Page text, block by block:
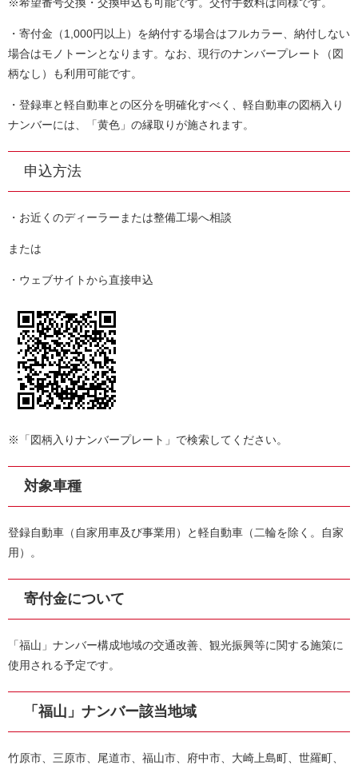
※希望番号交換・交換申込も可能です。交付手数料は同様です。
・寄付金（1,000円以上）を納付する場合はフルカラー、納付しない
場合はモノトーンとなります。なお、現行のナンバープレート（図
柄なし）も利用可能です。
・登録車と軽自動車との区分を明確化すべく、軽自動車の図柄入り
ナンバーには、「黄色」の縁取りが施されます。
申込方法
・お近くのディーラーまたは整備工場へ相談
または
・ウェブサイトから直接申込
※「図柄入りナンバープレート」で検索してください。
対象車種
登録自動車（自家用車及び事業用）と軽自動車（二輪を除く。自家
用）。
寄付金について
「福山」ナンバー構成地域の交通改善、観光振興等に関する施策に
使用される予定です。
「福山」ナンバー該当地域
竹原市、三原市、尾道市、福山市、府中市、大崎上島町、世羅町、